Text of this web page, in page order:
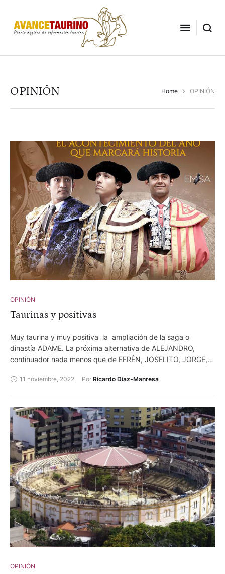
OPINIÓN Home OPINIÓN
OPINIÓN
Taurinas y positivas
Muy taurina y muy positiva la ampliación de la saga o
dinastía ADAME. La próxima alternativa de ALEJANDRO,
continuador nada menos que de EFRÉN, JOSELITO, JORGE,
doctorados porque EFRÉN fue por partida doble: renunciar a
la primera y volver con la segunda.
11 noviembre, 2022 Por Ricardo Díaz-Manresa
OPINIÓN